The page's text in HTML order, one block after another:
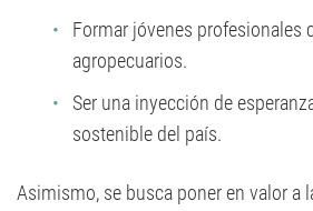
Formar jóvenes profesionales
agropecuarios.
Ser una inyección de
sostenible del país.
Asimismo, se busca poner en valor a